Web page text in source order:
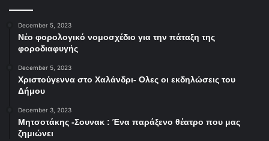
December 5, 2023
Νέο φορολογικό νομοσχέδιο για την πάταξη της
φοροδιαφυγής
December 5, 2023
Χριστούγεννα στο Χαλάνδρι- Ολες οι εκδηλώσεις του
Δήμου
December 3, 2023
Μητσοτάκης -Σουνακ : Ένα παράξενο θέατρο που μας
ζημιώνει